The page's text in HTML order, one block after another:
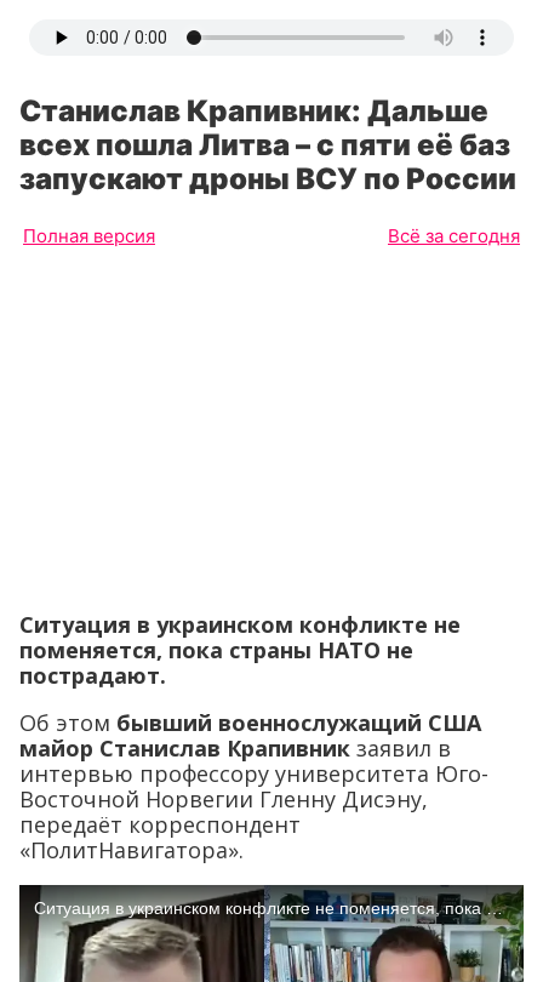
Станислав Крапивник: Дальше
всех пошла Литва – с пяти её баз
запускают дроны ВСУ по России
Полная версия Всё за сегодня
Ситуация в украинском конфликте не
поменяется, пока страны НАТО не
пострадают.
Об этом бывший военнослужащий США
майор Станислав Крапивник заявил в
интервью профессору университета Юго-
Восточной Норвегии Гленну Дисэну,
передаёт корреспондент
«ПолитНавигатора».